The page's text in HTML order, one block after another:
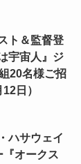
ト＆監督登
宇宙人』ジ
20名様ご招
日）
ハサウェイ
『オークス